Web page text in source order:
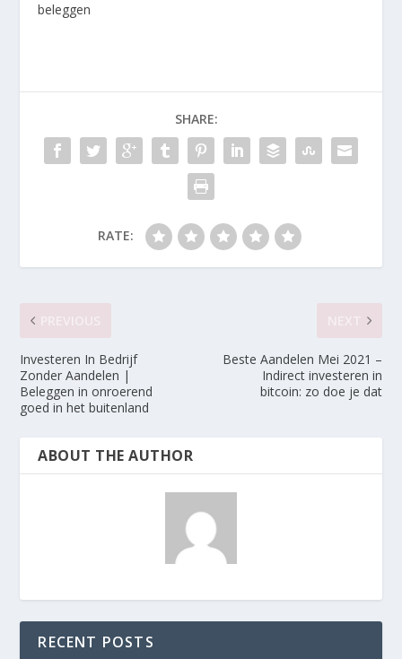
beleggen
SHARE:
RATE:
Investeren In Bedrijf
Zonder Aandelen |
Beleggen in onroerend
goed in het buitenland
Beste Aandelen Mei 2021 –
Indirect investeren in
bitcoin: zo doe je dat
ABOUT THE AUTHOR
RECENT POSTS